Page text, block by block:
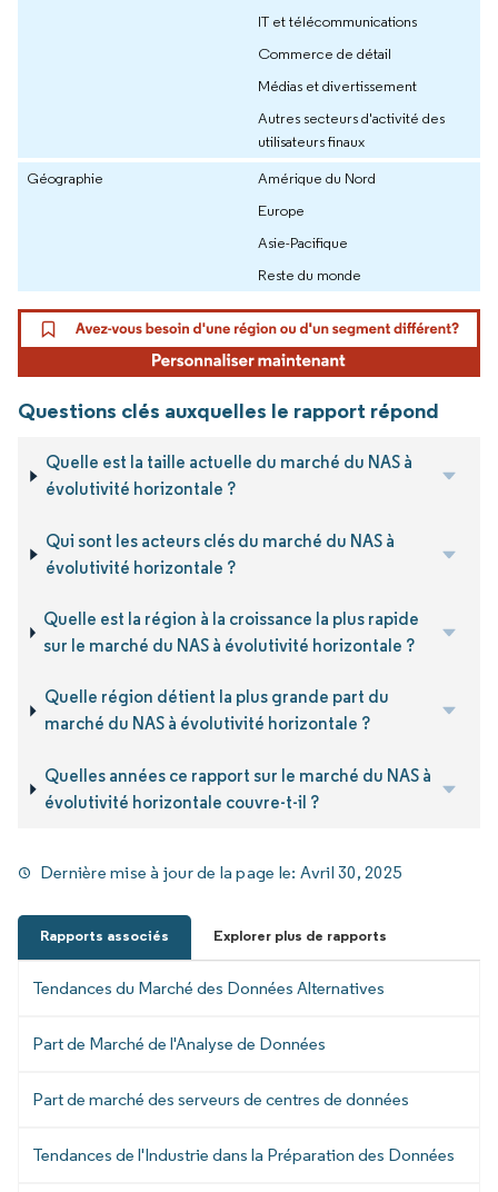
IT et télécommunications
Commerce de détail
Médias et divertissement
Autres secteurs d'activité des
utilisateurs finaux
Géographie
Amérique du Nord
Europe
Asie-Pacifique
Reste du monde
Questions clés auxquelles le rapport répond
Quelle est la taille actuelle du marché du NAS à
évolutivité horizontale ?
Qui sont les acteurs clés du marché du NAS à
évolutivité horizontale ?
Quelle est la région à la croissance la plus rapide
sur le marché du NAS à évolutivité horizontale ?
Quelle région détient la plus grande part du
marché du NAS à évolutivité horizontale ?
Quelles années ce rapport sur le marché du NAS à
évolutivité horizontale couvre-t-il ?
Dernière mise à jour de la page le: Avril 30, 2025
Rapports associés Explorer plus de rapports
Tendances du Marché des Données Alternatives
Part de Marché de l'Analyse de Données
Part de marché des serveurs de centres de données
Tendances de l'Industrie dans la Préparation des Données